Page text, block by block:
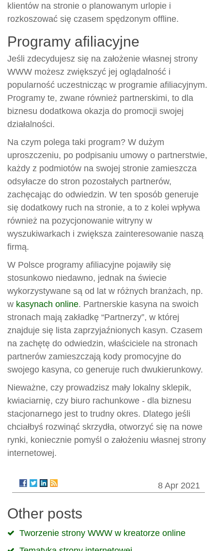
klientów na stronie o planowanym urlopie i
rozkoszować się czasem spędzonym offline.
Programy afiliacyjne
Jeśli zdecydujesz się na założenie własnej strony
WWW możesz zwiększyć jej oglądalność i
popularność uczestnicząc w programie afiliacyjnym.
Programy te, zwane również partnerskimi, to dla
biznesu dodatkowa okazja do promocji swojej
działalności.
Na czym polega taki program? W dużym
uproszczeniu, po podpisaniu umowy o partnerstwie,
każdy z podmiotów na swojej stronie zamieszcza
odsyłacze do stron pozostałych partnerów,
zachęcając do odwiedzin. W ten sposób generuje
się dodatkowy ruch na stronie, a to z kolei wpływa
również na pozycjonowanie witryny w
wyszukiwarkach i zwiększa zainteresowanie naszą
firmą.
W Polsce programy afiliacyjne pojawiły się
stosunkowo niedawno, jednak na świecie
wykorzystywane są od lat w różnych branżach, np.
w kasynach online. Partnerskie kasyna na swoich
stronach mają zakładkę “Partnerzy”, w której
znajduje się lista zaprzyjaźnionych kasyn. Czasem
na zachętę do odwiedzin, właściciele na stronach
partnerów zamieszczają kody promocyjne do
swojego kasyna, co generuje ruch dwukierunkowy.
Nieważne, czy prowadzisz mały lokalny sklepik,
kwiaciarnię, czy biuro rachunkowe - dla biznesu
stacjonarnego jest to trudny okres. Dlatego jeśli
chciałbyś rozwinąć skrzydła, otworzyć się na nowe
rynki, koniecznie pomyśl o założeniu własnej strony
internetowej.
8 Apr 2021
Other posts
Tworzenie strony WWW w kreatorze online